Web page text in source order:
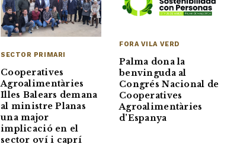
SECTOR PRIMARI
Cooperatives
Agroalimentàries
Illes Balears demana
al ministre Planas
una major
implicació en el
sector oví i caprí
FORA VILA VERD
Palma dona la
benvinguda al
Congrés Nacional de
Cooperatives
Agroalimentàries
d’Espanya